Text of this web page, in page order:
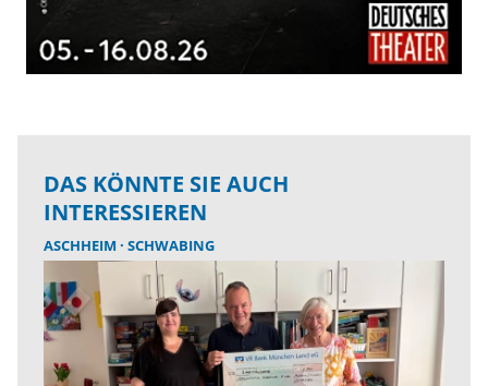
DAS KÖNNTE SIE AUCH
INTERESSIEREN
ASCHHEIM SCHWABING